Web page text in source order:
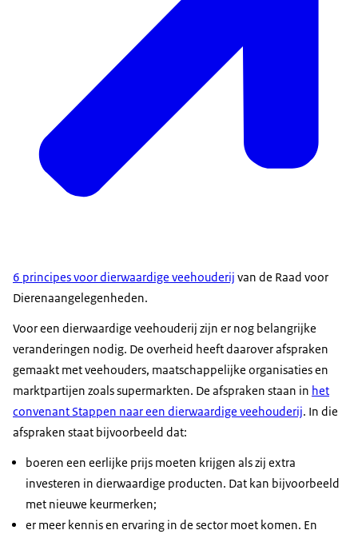
6 principes voor dierwaardige veehouderij van de Raad voor
Dierenaangelegenheden.
Voor een dierwaardige veehouderij zijn er nog belangrijke
veranderingen nodig. De overheid heeft daarover afspraken
gemaakt met veehouders, maatschappelijke organisaties en
marktpartijen zoals supermarkten. De afspraken staan in het
convenant Stappen naar een dierwaardige veehouderij. In die
afspraken staat bijvoorbeeld dat:
boeren een eerlijke prijs moeten krijgen als zij extra
investeren in dierwaardige producten. Dat kan bijvoorbeeld
met nieuwe keurmerken;
er meer kennis en ervaring in de sector moet komen. En